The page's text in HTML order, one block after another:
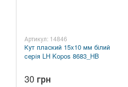
Артикул: 14846
Кут плаский 15x10 мм білий
cерія LH Kopos 8683_HB
30 грн